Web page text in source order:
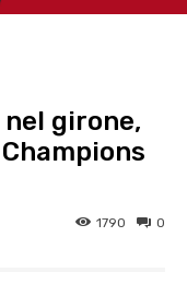
nel girone,
0
1790